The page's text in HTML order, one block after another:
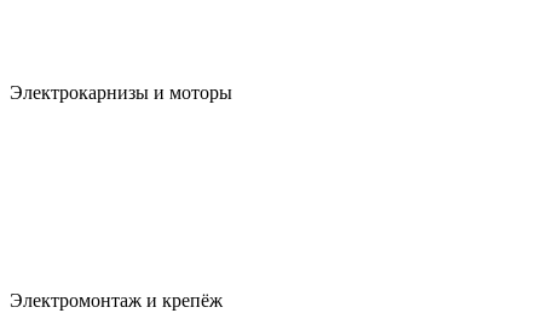
Электрокарнизы и моторы
Электромонтаж и крепёж